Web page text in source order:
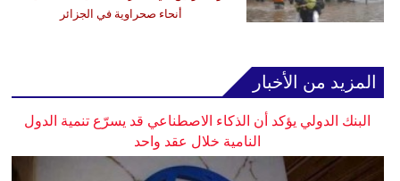
أنحاء صحراوية في الجزائر
المزيد من الأخبار
البنك الدولي يؤكد أن الذكاء الاصطناعي قد يسرّع تنمية الدول
النامية خلال عقد واحد